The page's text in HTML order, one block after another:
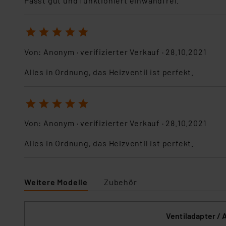
Für die USA besteht kein
Kommission sowie einer
1 2 3 4 5
Von: Anonym · verifizierter Verkauf · 28.10.2021
Alles in Ordnung, das Heizventil ist perfekt.
1 2 3 4 5
Von: Anonym · verifizierter Verkauf · 28.10.2021
Alles in Ordnung, das Heizventil ist perfekt.
Weitere Modelle Zubehör
Ventiladapter /